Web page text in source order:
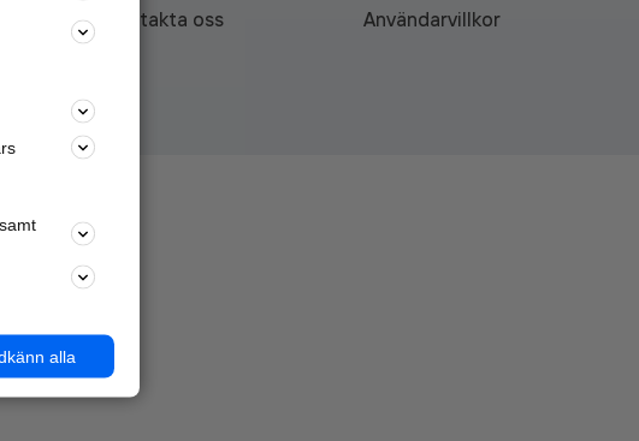
Kontakta oss
Användarvillkor
alla